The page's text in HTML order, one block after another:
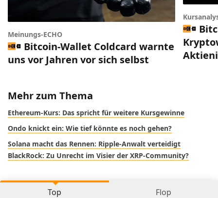
Meinungs-ECHO
Bitcoin-Wallet Coldcard warnte
uns vor Jahren vor sich selbst
Mehr zum Thema
Ethereum-Kurs: Das spricht für weitere Kursgewinne
Ondo knickt ein: Wie tief könnte es noch gehen?
Solana macht das Rennen: Ripple-Anwalt verteidigt
BlackRock: Zu Unrecht im Visier der XRP-Community?
Top Flop